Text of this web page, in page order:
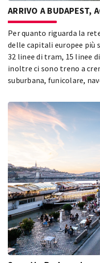
ARRIVO A BUDAPEST,
Per quanto riguarda la
delle capitali europee più
32 linee di tram, 15 linee
inoltre ci sono treno a
suburbana, funicolare,
autobus di notte
che passa tutto il giorno